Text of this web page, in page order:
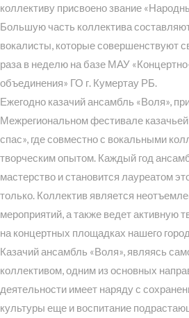
коллективу присвоено звание
Большую часть коллектива
вокалисты, которые совершенствуют
раза в неделю на базе МАУ
объединения» ГО г. Кумертау РБ.
Ежегодно казачий ансамбль «Воля»,
Межрегиональном фестивале
спас», где совместно с вокальными
творческим опытом. Каждый год
мастерство и становится лауреатом
только. Коллектив является
мероприятий, а также ведет активную
на концертных площадках нашего
Казачий ансамбль «Воля», являясь
коллективом, одним из основных
деятельности имеет наряду с
культуры еще и воспитание